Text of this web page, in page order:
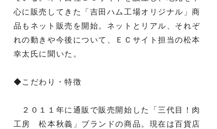
心に販売してきた「吉田ハム工場オリジナル」商
品もネット販売を開始。ネットとリアル、それぞ
れの動きや今後について、ＥＣサイト担当の松本
幸太氏に聞いた。
◆こだわり・特徴
２０１１年に通販で販売開始した「三代目！肉
工房 松本秋義」ブランドの商品。現在は百貨店